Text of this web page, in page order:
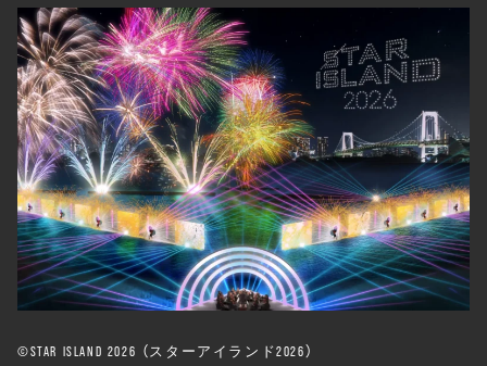
©️STAR ISLAND 2026 （スターアイランド2026）